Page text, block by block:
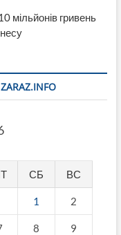
мільйонів гривень
СБ ВС
1 2
8 9